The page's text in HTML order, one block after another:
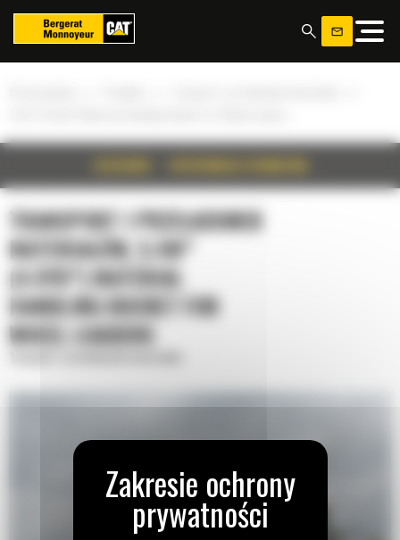
TRANSPORT I PRZEŁADUNEK
MATERIAŁÓW, 3.4M³
(4.5YD³) MATERIAL
HANDLING BUCKET FOR
WHEEL LOADERS
Panel zarządzania plikami cookies